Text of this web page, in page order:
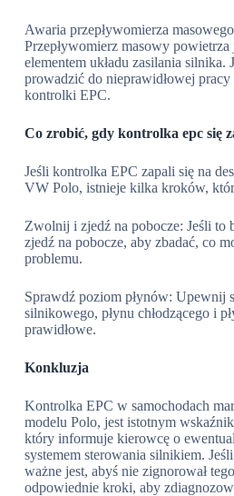
Awaria przepływomierza
Przepływomierz masowy
elementem układu zasilania silnika.
prowadzić do nieprawidłowej
kontrolki EPC.
Co zrobić, gdy kontrolka epc się
Jeśli kontrolka EPC zapali się na
VW Polo, istnieje kilka kroków,
Zwolnij i zjedź na pobocze: Jeśli to
zjedź na pobocze, aby zbadać, co
problemu.
Sprawdź poziom płynów: Upewnij
silnikowego, płynu chłodzącego i
prawidłowe.
Konkluzja
Kontrolka EPC w samochodach
modelu Polo, jest istotnym
który informuje kierowcę o
systemem sterowania silnikiem.
ważne jest, abyś nie zignorował
odpowiednie kroki, aby